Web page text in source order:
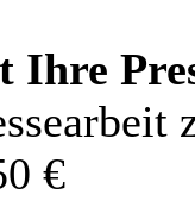
Ihre
€